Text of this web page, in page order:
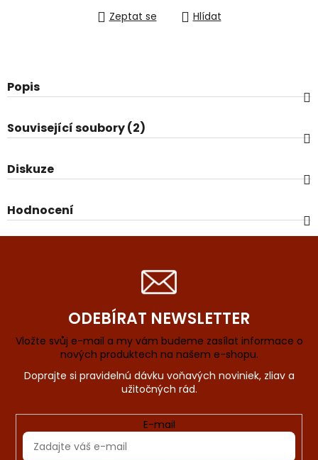
Zeptat se Hlídat
Popis
Související soubory (2)
Diskuze
Hodnocení
ODEBÍRAT NEWSLETTER
Vložte svůj e-mail a my vám budeme zasílat informace o
nových produktech na našem e-shopu.
E-mail